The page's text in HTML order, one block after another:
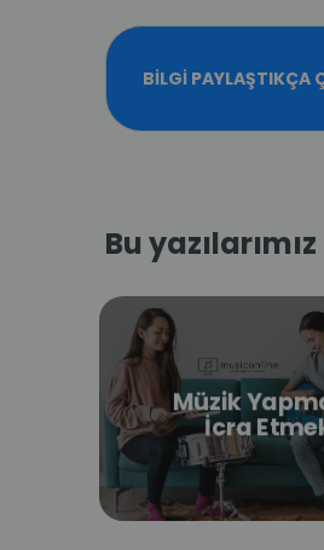
BILGI PAYLAŞTIKÇA
Bu
Müzik
İcra